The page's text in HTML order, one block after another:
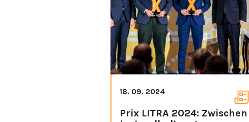
18. 09. 2024
Prix LITRA 2024: Zwischen